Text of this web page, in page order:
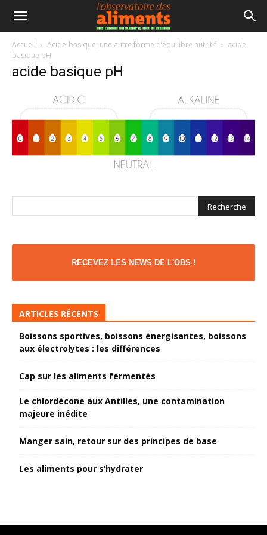
Accueil Acide-basique, une autre forme d’équilibre nutritif
acide
basique pH
acide basique pH
RECEVEZ LES NEWS DE L'OBS !
ARTICLES RÉCENTS
Boissons sportives, boissons énergisantes, boissons
aux électrolytes : les différences
Cap sur les aliments fermentés
Le chlordécone aux Antilles, une contamination
majeure inédite
Manger sain, retour sur des principes de base
Les aliments pour s’hydrater